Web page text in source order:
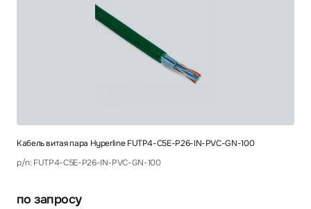
Кабель витая пара Hyperline FUTP4-C5E-P26-IN-PVC-GN-100
p/n: FUTP4-C5E-P26-IN-PVC-GN-100
по запросу